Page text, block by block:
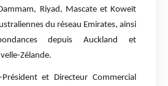
Riyad, Mascate et Koweït
du réseau Emirates, ainsi
depuis Auckland et
Zélande.
et Directeur Commercial